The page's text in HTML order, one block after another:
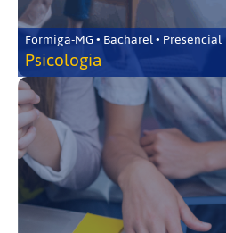
Formiga-MG • Bacharel • Presencial
Psicologia